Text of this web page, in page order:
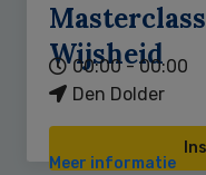
Wijsheid
00:00 - 00:00
Den Dolder
Meer informatie